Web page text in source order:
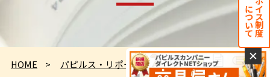
HOME パピルス・リポート 新しい国境
について
✕